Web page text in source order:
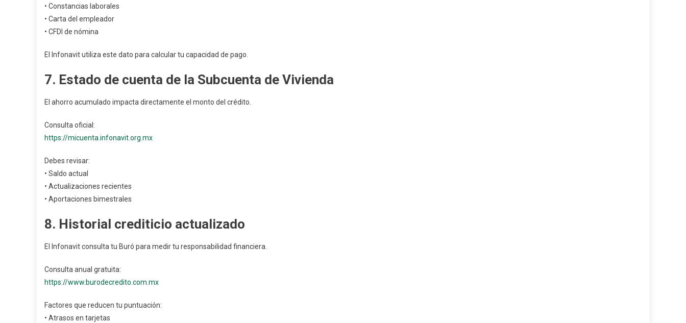
• Constancias laborales
• Carta del empleador
• CFDI de nómina
El Infonavit utiliza este dato para calcular tu capacidad de pago.
7. Estado de cuenta de la Subcuenta de Vivienda
El ahorro acumulado impacta directamente el monto del crédito.
Consulta oficial:
https://micuenta.infonavit.org.mx
Debes revisar:
• Saldo actual
• Actualizaciones recientes
• Aportaciones bimestrales
8. Historial crediticio actualizado
El Infonavit consulta tu Buró para medir tu responsabilidad financiera.
Consulta anual gratuita:
https://www.burodecredito.com.mx
Factores que reducen tu puntuación:
• Atrasos en tarjetas